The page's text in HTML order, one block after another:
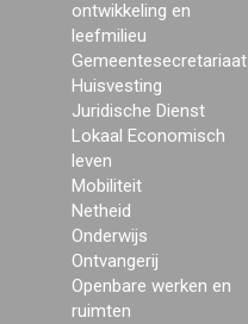
ontwikkeling en
leefmilieu
Gemeentesecretariaat
Huisvesting
Juridische Dienst
Lokaal Economisch
leven
Mobiliteit
Netheid
Onderwijs
Ontvangerij
Openbare werken en
ruimten